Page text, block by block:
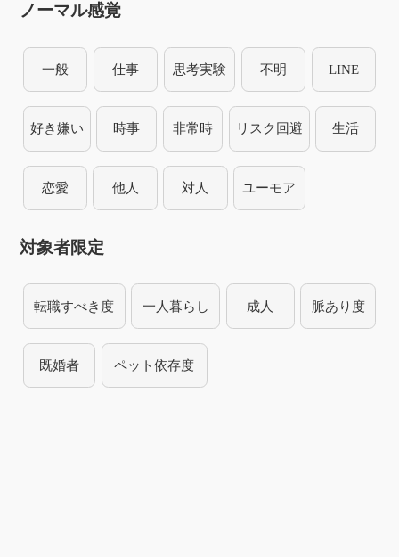
ノーマル感覚
一般 仕事 思考実験 不明 LINE
好き嫌い 時事 非常時 リスク回避 生活
恋愛 他人 対人 ユーモア
対象者限定
転職すべき度 一人暮らし 成人 脈あり度
既婚者 ペット依存度